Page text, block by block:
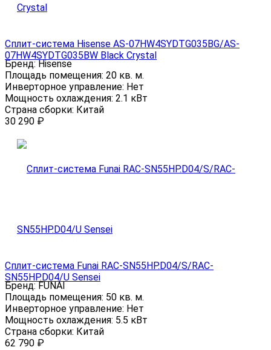
Сплит-система Hisense AS-07HW4SYDTG035ВG/AS-
07HW4SYDTG035ВW Black Crystal
Бренд: Hisense
Площадь помещения: 20 кв. м.
Инверторное управление: Нет
Мощность охлаждения: 2.1 кВт
Страна сборки: Китай
30 290 ₽
Сплит-система Funai RAC-SN55HP.D04/S/RAC-
SN55HP.D04/U Sensei
Бренд: FUNAI
Площадь помещения: 50 кв. м.
Инверторное управление: Нет
Мощность охлаждения: 5.5 кВт
Страна сборки: Китай
62 790 ₽